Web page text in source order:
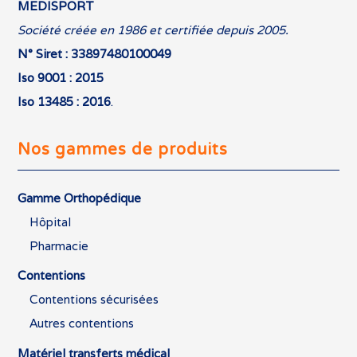
MEDISPORT
Société créée en 1986 et certifiée depuis 2005.
N° Siret : 33897480100049
Iso 9001 : 2015
Iso 13485 : 2016.
Nos gammes de produits
Gamme Orthopédique
Hôpital
Pharmacie
Contentions
Contentions sécurisées
Autres contentions
Matériel transferts médical